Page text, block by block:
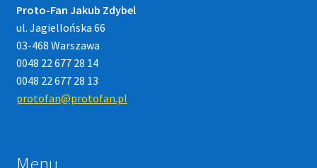
Proto-Fan Jakub Zdybel
ul. Jagiellońska 66
03-468 Warszawa
0048 22 677 28 14
0048 22 677 28 13
protofan@protofan.pl
Menu